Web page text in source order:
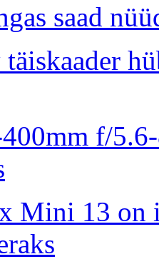
saad
f/
Mini 13 on